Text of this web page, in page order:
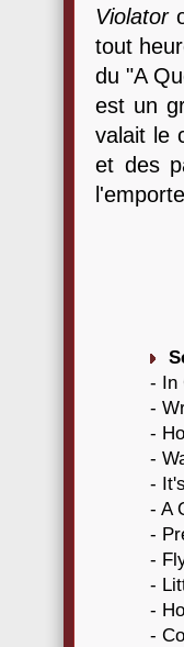
Violator
tout
du "A
est un
valait le
et des
- In
-
-
-
-
- A
-
-
-
-
-